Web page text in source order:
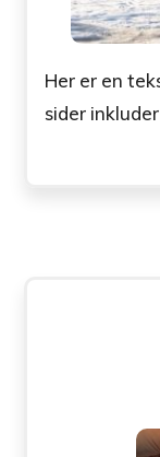
Her er en
sider